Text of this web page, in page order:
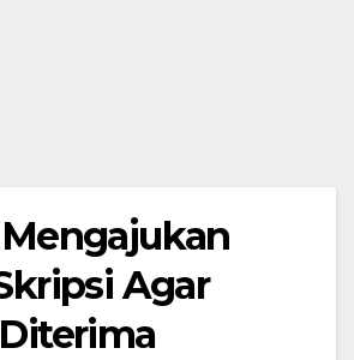
Mengajukan
Agar